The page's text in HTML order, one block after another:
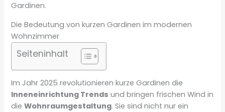
Gardinen.
Die Bedeutung von kurzen Gardinen im modernen
Wohnzimmer
Seiteninhalt
Im Jahr 2025 revolutionieren kurze Gardinen die
Inneneinrichtung Trends und bringen frischen Wind in
dieWohnraumgestaltung. Sie sind nicht nur ein